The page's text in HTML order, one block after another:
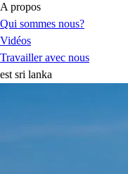
A propos
Qui sommes nous?
Vidéos
Travailler avec nous
est sri lanka